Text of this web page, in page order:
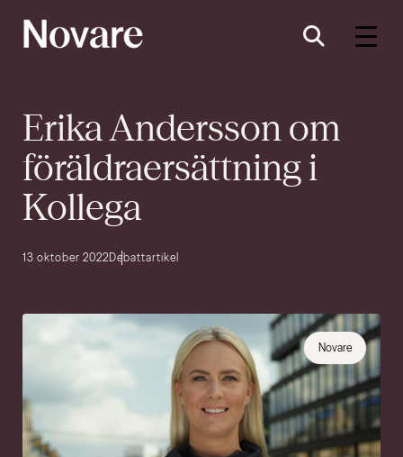
Erika Andersson om
föräldraersättning i
Kollega
13 oktober 2022Debattartikel
Novare